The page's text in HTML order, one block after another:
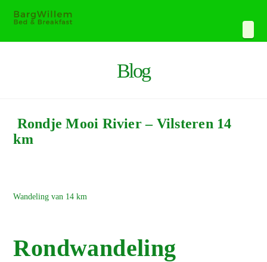
Blog
Rondje Mooi Rivier – Vilsteren 14
km
Wandeling van 14 km
Rondwandeling